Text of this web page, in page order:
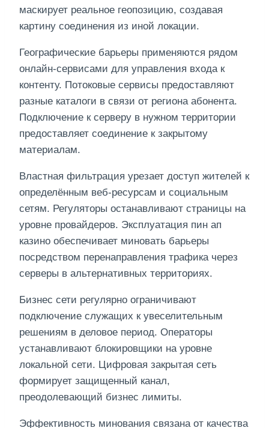
маскирует реальное геопозицию, создавая
картину соединения из иной локации.
Географические барьеры применяются рядом
онлайн-сервисами для управления входа к
контенту. Потоковые сервисы предоставляют
разные каталоги в связи от региона абонента.
Подключение к серверу в нужном территории
предоставляет соединение к закрытому
материалам.
Властная фильтрация урезает доступ жителей к
определённым веб-ресурсам и социальным
сетям. Регуляторы останавливают страницы на
уровне провайдеров. Эксплуатация пин ап
казино обеспечивает миновать барьеры
посредством перенаправления трафика через
серверы в альтернативных территориях.
Бизнес сети регулярно ограничивают
подключение служащих к увеселительным
решениям в деловое период. Операторы
устанавливают блокировщики на уровне
локальной сети. Цифровая закрытая сеть
формирует защищенный канал,
преодолевающий бизнес лимиты.
Эффективность минования связана от качества